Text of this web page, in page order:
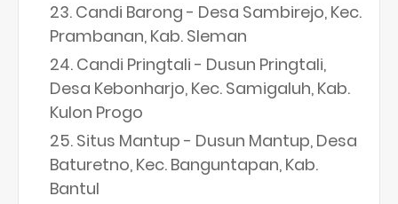
Candi Barong - Desa Sambirejo, Kec.
Prambanan, Kab. Sleman
Candi Pringtali - Dusun Pringtali,
Desa Kebonharjo, Kec. Samigaluh, Kab.
Kulon Progo
Situs Mantup - Dusun Mantup, Desa
Baturetno, Kec. Banguntapan, Kab.
Bantul